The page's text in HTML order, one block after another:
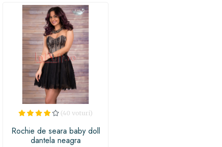
(40 voturi)
Rochie de seara baby doll
dantela neagra